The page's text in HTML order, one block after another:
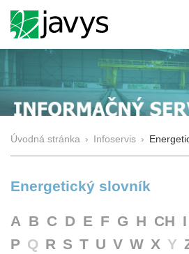
Úvodná stránka › Infoservis ›
Energetický slovník
A B C D E F G H CH I
P Q R S T U V W X Y